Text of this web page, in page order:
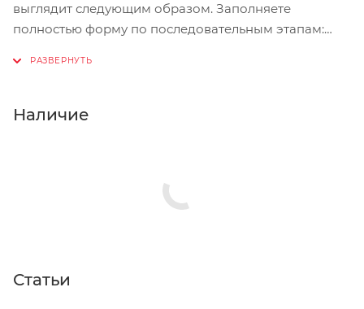
выглядит следующим образом. Заполняете
полностью форму по последовательным этапам:
Нажмите кнопку «Оформить заказ».
Наличие
Статьи